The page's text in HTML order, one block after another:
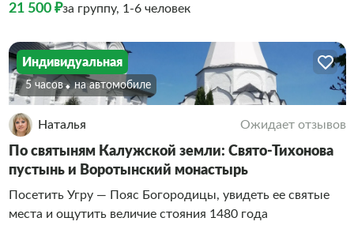
21 500 ₽за группу, 1-6 человек
Индивидуальная
5 часов На автомобиле
Наталья Ожидает отзывов
По святыням Калужской земли: Свято-Тихонова
пустынь и Воротынский монастырь
Посетить Угру — Пояс Богородицы, увидеть ее святые
места и ощутить величие стояния 1480 года